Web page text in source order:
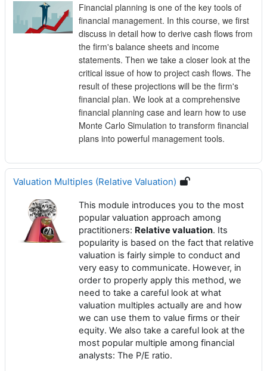
Financial planning is one of the key tools of
financial management. In this course, we first
discuss in detail how to derive cash flows from
the firm's balance sheets and income
statements. Then we take a closer look at the
critical issue of how to project cash flows. The
result of these projections will be the firm's
financial plan. We look at a comprehensive
financial planning case and learn how to use
Monte Carlo Simulation to transform financial
plans into powerful management tools.
Valuation Multiples (Relative Valuation)
This module introduces you to the most
popular valuation approach among
practitioners: Relative valuation. Its
popularity is based on the fact that relative
valuation is fairly simple to conduct and
very easy to communicate. However, in
order to properly apply this method, we
need to take a careful look at what
valuation multiples actually are and how
we can use them to value firms or their
equity. We also take a careful look at the
most popular multiple among financial
analysts: The P/E ratio.